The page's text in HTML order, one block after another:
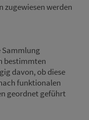
werden
Sammlung
bestimmten
davon, ob diese
funktionalen
geordnet geführt